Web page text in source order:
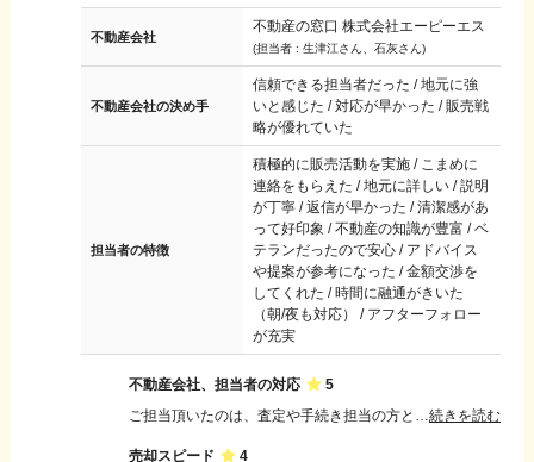
不動産会社
不動産の窓口 株式会社エーピーエス
(担当者 : 生津江さん、石灰さん)
不動産会社の決め手
信頼できる担当者だった / 地元に強
いと感じた / 対応が早かった / 販売戦
略が優れていた
担当者の特徴
積極的に販売活動を実施 / こまめに
連絡をもらえた / 地元に詳しい / 説明
が丁寧 / 返信が早かった / 清潔感があ
って好印象 / 不動産の知識が豊富 / ベ
テランだったので安心 / アドバイス
や提案が参考になった / 金額交渉を
してくれた / 時間に融通がきいた
（朝/夜も対応） / アフターフォロー
が充実
不動産会社、担当者の対応
5
続きを読む
売却スピード 4